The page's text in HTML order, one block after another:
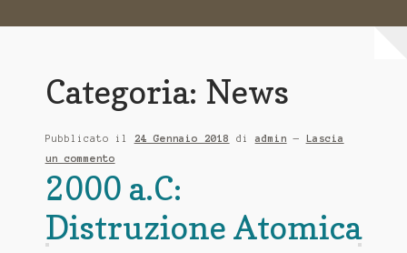
Servizi
Tariffe
PUBBLICA CON NOI
CONTATTI
Categoria: News
Pubblicato il 24 Gennaio 2018 di admin — Lascia
un commento
2000 a.C:
Distruzione Atomica